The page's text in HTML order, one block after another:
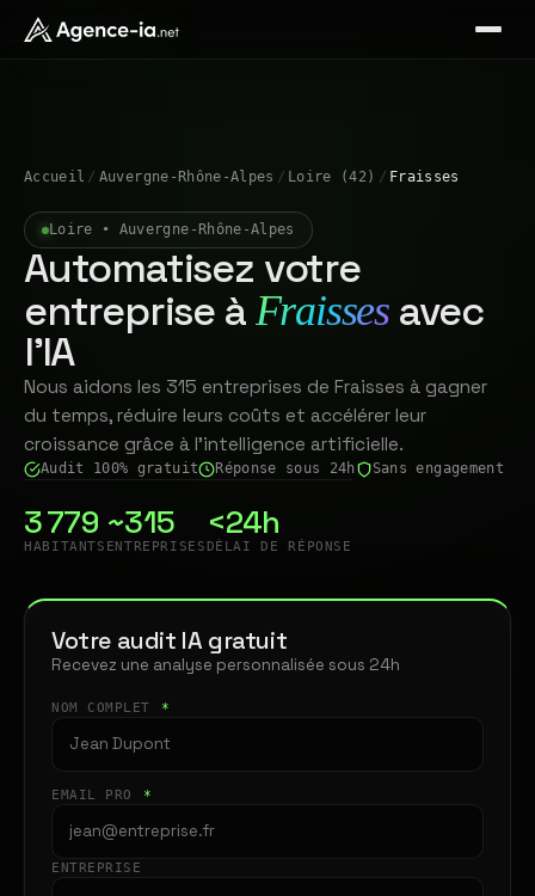
Accueil / Auvergne-Rhône-Alpes / Loire (42) / Fraisses
Loire • Auvergne-Rhône-Alpes
Automatisez votre
entreprise à Fraisses avec
l'IA
Nous aidons les 315 entreprises de Fraisses à gagner
du temps, réduire leurs coûts et accélérer leur
croissance grâce à l'intelligence artificielle.
Audit 100% gratuit Réponse sous 24h Sans engagement
3 779
HABITANTS
~315
ENTREPRISES
<24h
DÉLAI DE RÉPONSE
Votre audit IA gratuit
Recevez une analyse personnalisée sous 24h
NOM COMPLET *
EMAIL PRO *
ENTREPRISE